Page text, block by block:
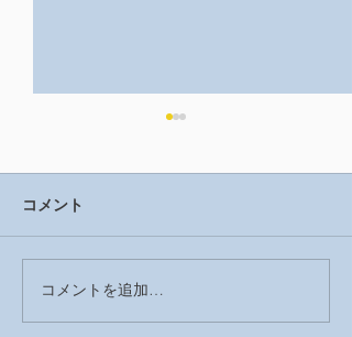
2026年 明けましておめで
とうございます
コメント
コメントを追加…